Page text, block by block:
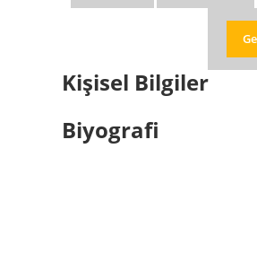
Kişisel Bilgiler
Biyografi